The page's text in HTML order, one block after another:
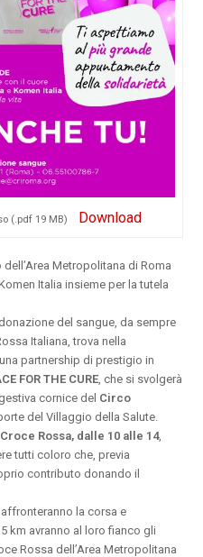
(.pdf 19 MB) Download
Metropolitana di Roma
Italia insieme per la tutela
del sangue, da sempre
Italiana, trova nella
partnership di prestigio in
FOR THE CURE , che si svolgerà
cornice del Circo
del Villaggio della Salute.
Rossa, dalle 10 alle 14,
tutti coloro che, previa
contributo donando il
affronteranno la corsa e
km avranno al loro fianco gli
Rossa dell’Area Metropolitana